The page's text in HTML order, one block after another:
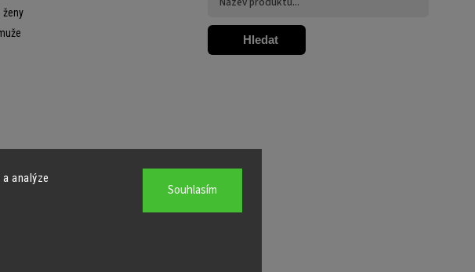
analýze
Souhlasím
ženy
Hledat